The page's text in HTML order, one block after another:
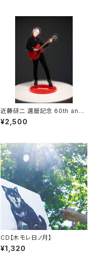
近藤研二 還暦記念 60th anni
versary アクリルスタンド
¥2,500
CD【木モレ日ノ月】
¥1,320